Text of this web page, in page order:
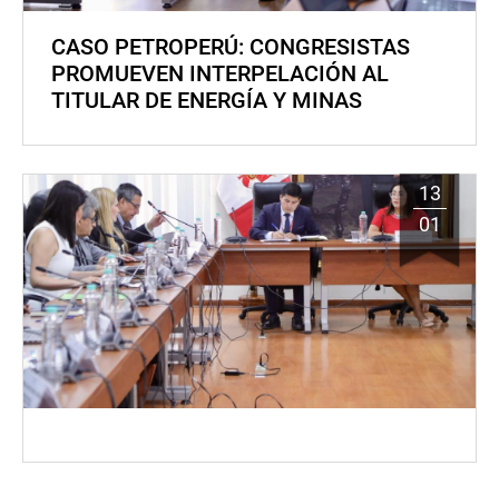
CASO PETROPERÚ: CONGRESISTAS
PROMUEVEN INTERPELACIÓN AL
TITULAR DE ENERGÍA Y MINAS
13
01